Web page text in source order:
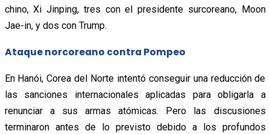
chino, Xi Jinping, tres con el presidente surcoreano, Moon
Jae-in, y dos con Trump.
Ataque norcoreano contra Pompeo
En Hanói, Corea del Norte intentó conseguir una reducción de
las sanciones internacionales aplicadas para obligarla a
renunciar a sus armas atómicas. Pero las discusiones
terminaron antes de lo previsto debido a los profundos